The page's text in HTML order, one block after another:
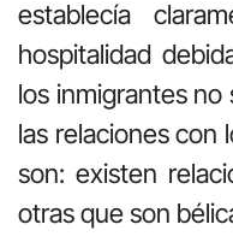
establecía
hospitalidad
los inmigrantes
las relaciones con
son: existen
otras que son